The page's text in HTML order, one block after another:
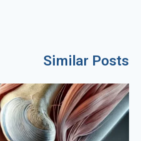
Similar Posts